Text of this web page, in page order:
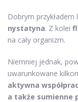
Dobrym
nystatyna. Z kolei
na cały organizm.
Niemniej jednak,
uwarunkowane
aktywna
a także sumienne